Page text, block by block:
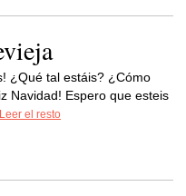
¿Qué tal estáis? ¿Cómo
Navidad! Espero que esteis
Leer el resto